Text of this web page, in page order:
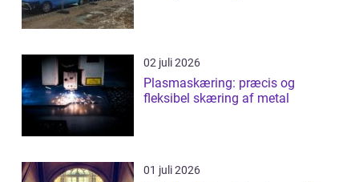
02 juli 2026
Plasmaskæring: præcis og
fleksibel skæring af metal
01 juli 2026